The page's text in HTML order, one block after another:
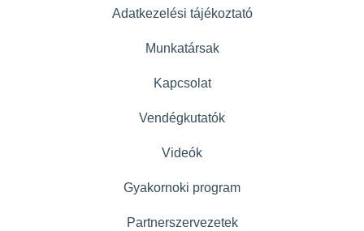
Adatkezelési tájékoztató
Munkatársak
Kapcsolat
Vendégkutatók
Videók
Gyakornoki program
Partnerszervezetek